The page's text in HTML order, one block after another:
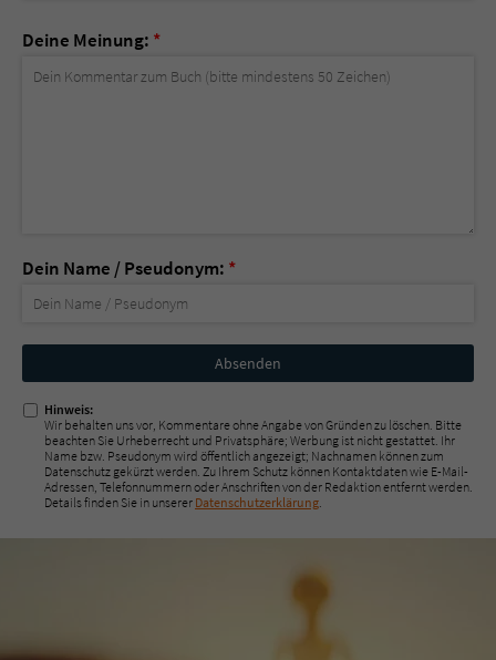
Deine Meinung: *
Dein Name / Pseudonym: *
Nicht
ausfüllen!
Hinweis:
Wir behalten uns vor, Kommentare ohne Angabe von Gründen zu löschen. Bitte
beachten Sie Urheberrecht und Privatsphäre; Werbung ist nicht gestattet. Ihr
Name bzw. Pseudonym wird öffentlich angezeigt; Nachnamen können zum
Datenschutz gekürzt werden. Zu Ihrem Schutz können Kontaktdaten wie E-Mail-
Adressen, Telefonnummern oder Anschriften von der Redaktion entfernt werden.
Details finden Sie in unserer Datenschutzerklärung